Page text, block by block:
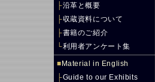
├沿革と概要
├収蔵資料について
├書籍のご紹介
└利用者アンケート集
■ Material in English
├Guide to our Exhibits